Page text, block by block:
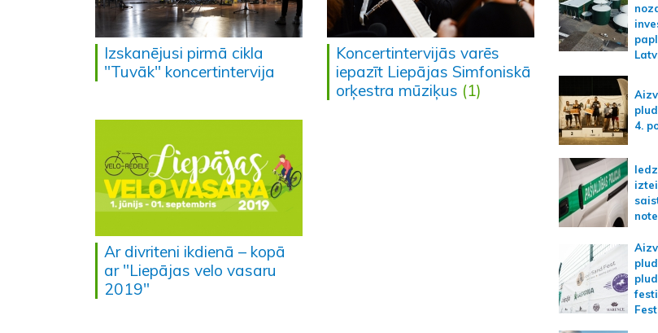
Izskanējusi pirmā cikla
"Tuvāk" koncertintervija
Koncertintervijās varēs
iepazīt Liepājas Simfoniskā
orķestra mūziķus (1)
Ar divriteni ikdienā – kopā
ar "Liepājas velo vasaru
2019"
4.